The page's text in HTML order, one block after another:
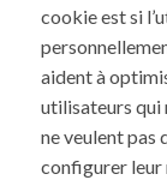
cookie est si
aident à
utilisateurs qui
ne veulent pas
configurer leur